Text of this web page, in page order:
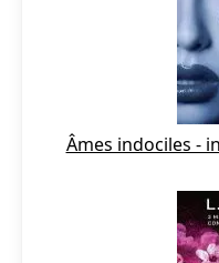
Âmes indociles -